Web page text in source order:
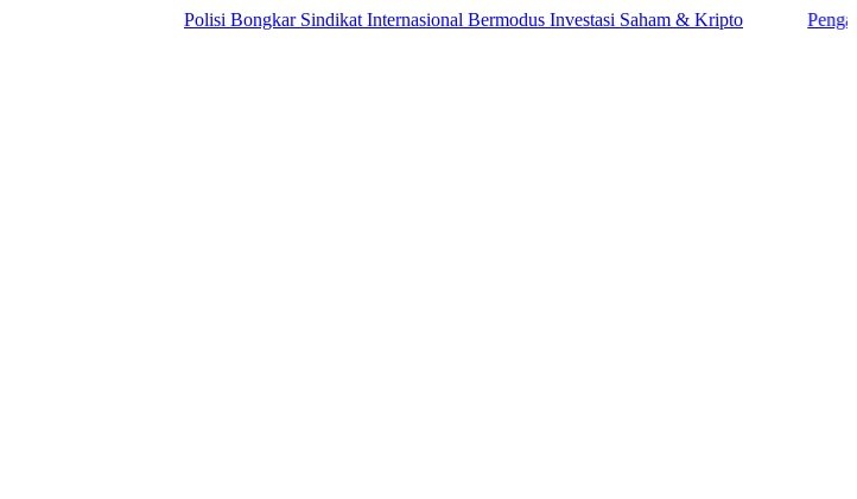
Polisi Bongkar Sindikat Internasional Bermodus Investasi Saham & Kripto Pengamat